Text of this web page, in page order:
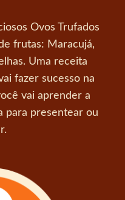
Ovos Trufados
frutas: Maracujá,
Uma receita
fazer sucesso na
vai aprender a
para presentear ou